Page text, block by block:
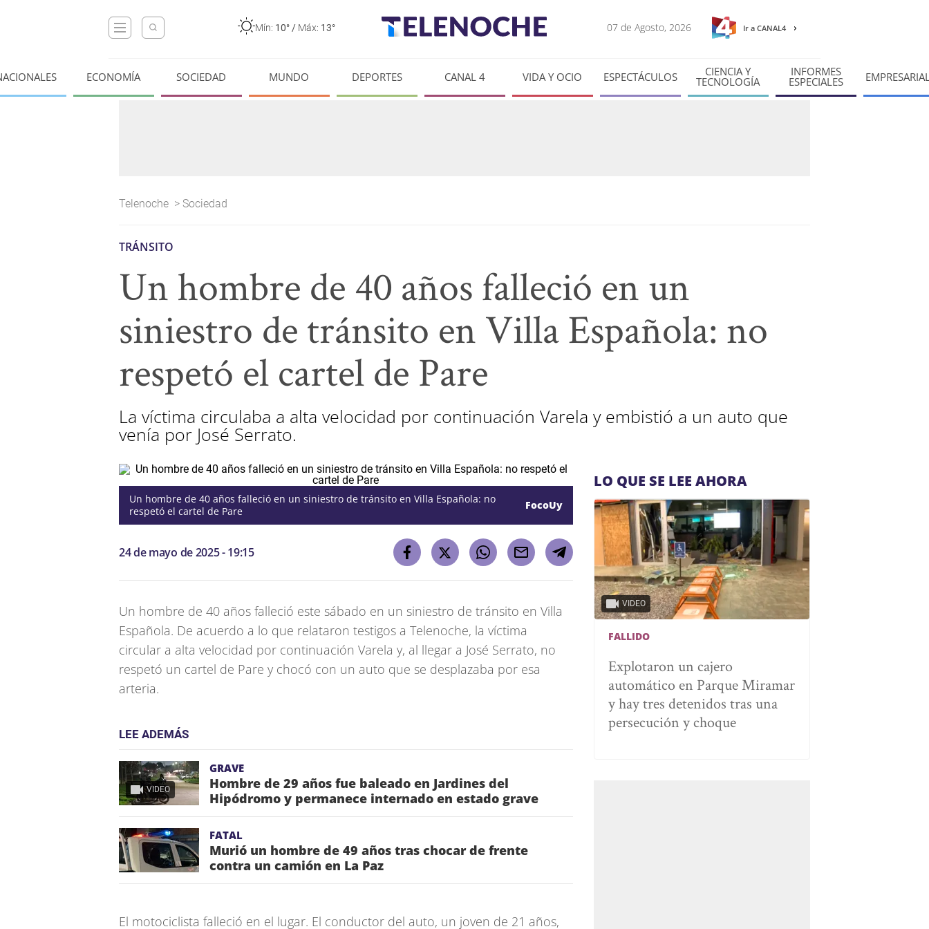
Mín: 10° / Máx: 13° 07 de Agosto, 2026 Ir a CANAL4
ECONOMÍA SOCIEDAD MUNDO DEPORTES CANAL 4 VIDA Y OCIO ESPECTÁCULOS CIENCIA Y
TECNOLOGÍA
INFORMES
ESPECIALES
Telenoche > Sociedad
TRÁNSITO
Un hombre de 40 años falleció en un
siniestro de tránsito en Villa Española: no
respetó el cartel de Pare
La víctima circulaba a alta velocidad por continuación Varela y embistió a un auto que
venía por José Serrato.
Un hombre de 40 años falleció en un siniestro de tránsito en Villa Española: no
respetó el cartel de Pare
FocoUy
24 de mayo de 2025 - 19:15
Un hombre de 40 años falleció este sábado en un siniestro de tránsito en Villa
Española. De acuerdo a lo que relataron testigos a Telenoche, la víctima
circular a alta velocidad por continuación Varela y, al llegar a José Serrato, no
respetó un cartel de Pare y chocó con un auto que se desplazaba por esa
arteria.
LEE ADEMÁS
VIDEO
GRAVE
Hombre de 29 años fue baleado en Jardines del
Hipódromo y permanece internado en estado grave
FATAL
Murió un hombre de 49 años tras chocar de frente
contra un camión en La Paz
El motociclista falleció en el lugar. El conductor del auto, un joven de 21 años,
LO QUE SE LEE AHORA
VIDEO
FALLIDO
Explotaron un cajero
automático en Parque Miramar
y hay tres detenidos tras una
persecución y choque